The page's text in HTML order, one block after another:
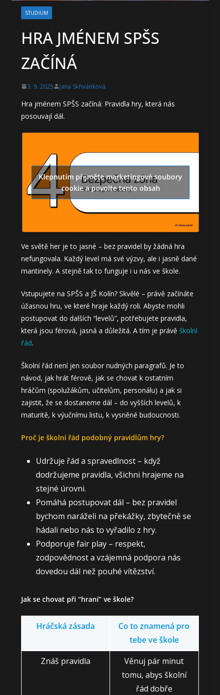
STUDIUM
HRA JMÉNEM SPŠS
ZAČÍNÁ
3. 9. 2025 Jana Skřivánková
Hra jménem SPŠS začíná: Pravidla hry, která nás
posouvají dál.
Klepnutím přijměte marketingové soubory
cookie a povolte tento obsah
Ve světě her je to jasné – bez pravidel by žádná hra
nefungovala. Každý level má své výzvy, ale i jasně dané
mantinely. A stejně tak to funguje i u nás ve škole.
Vstupujete na SPŠS a JŠ Kolín? Skvělé – právě začínáte
úžasnou hru, ve které hraje každý roli. Abyste mohli
postupovat do dalších “levelů”, potřebujete pravidla,
která jsou férová, jasná a důležitá. A tím je právě školní
řád.
Školní řád není jen soubor nudných paragrafů. Je to
návod, jak hrát férově, jak se chovat k ostatním
hráčům (spolužákům, učitelům, personálu) a jak si
zajistit, že se dostaneme dál – do vyšších levelů, k
maturitě, k výučnímu listu, k vysněné budoucnosti.
Proč je školní řád podobný pravidlům hry?
Udržuje řád a spravedlnost – když
dodržujeme pravidla, všichni hrajeme na
stejné úrovni.
Pomáhá postupovat dál – bez pravidel
bychom naráželi na překážky, zbytečně se
hádali nebo nás to vyřadilo z hry.
Podporuje fair play – respekt,
zodpovědnost a vzájemná podpora nás
dovedou dál než pouhé vítězství.
Jak se chovat při “hraní” ve škole?
Hráčská zásada
Co to znamená pro
tebe ve škole
Znáš pravidla
Věnuj pár minut
tomu, abys školní
řád dobře